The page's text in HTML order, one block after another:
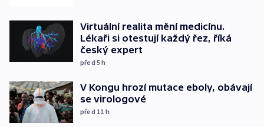
Virtuální realita mění medicínu.
Lékaři si otestují každý řez, říká
český expert
před 5h
V Kongu hrozí mutace eboly, obávají
se virologové
před 11 h